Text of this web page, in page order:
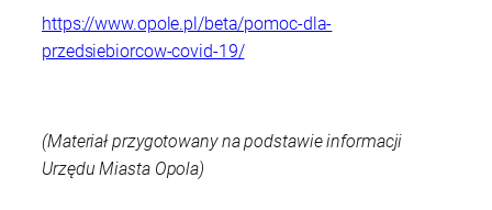
https://www.opole.pl/beta/pomoc-dla-
przedsiebiorcow-covid-19/
(Materiał przygotowany na podstawie informacji
Urzędu Miasta Opola)